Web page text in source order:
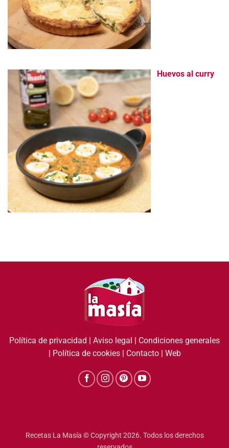
Huevos al curry
Política de privacidad | Aviso legal | Condiciones generales
| Política de cookies| Contacto| Web
Recetas La Masía © Copyright 2026. Todos los derechos